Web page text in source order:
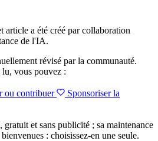
article a été créé par collaboration
de l'IA.
révisé par la communauté.
vous pouvez :
ou contribuer
Sponsoriser la
gratuit et sans publicité ; sa maintenance
: choisissez-en une seule.